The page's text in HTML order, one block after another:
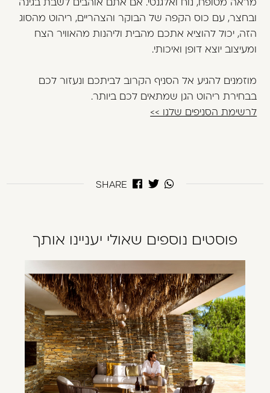
ובחצר, עם כוס הקפה של הבוקר והצהריים, ריהוט מהסוג
הזה, יכול להוציא אתכם מהבית וליהנות מהאוויר הצח
ומעיצוב יוצא דופן ואיכותי.
מוזמנים להגיע אל הסניף הקרוב לביתכם ונעזור לכם
בבחירת ריהוט הגן שמתאים לכם ביותר.
לרשימת הסניפים שלנו >>
SHARE
פוסטים נוספים שאולי יעניינו אותך